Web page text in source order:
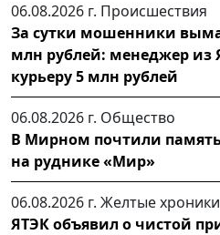
06.08.2026 г. Происшествия
За сутки мошенники
млн рублей: менеджер из
курьеру 5 млн рублей
06.08.2026 г. Общество
В Мирном почтили
на руднике «Мир»
06.08.2026 г. Желтые хроники
ЯТЭК объявил о чистой